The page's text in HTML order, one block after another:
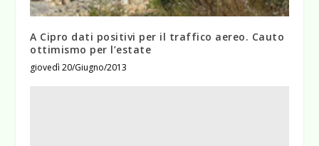
A Cipro dati positivi per il traffico aereo. Cauto
ottimismo per l’estate
giovedì 20/Giugno/2013